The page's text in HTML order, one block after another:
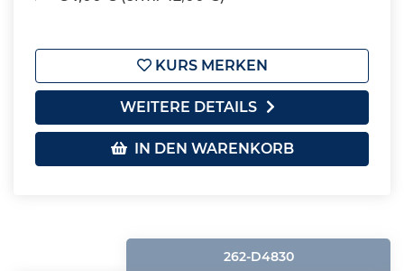
KURS MERKEN
WEITERE DETAILS
IN DEN WARENKORB
262-D4830